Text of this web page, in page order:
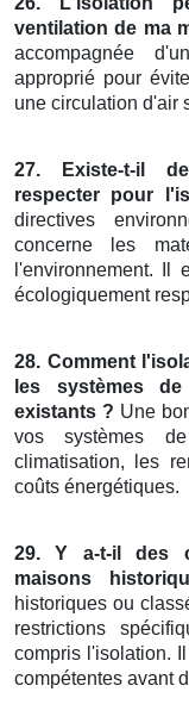
ventilation de ma
accompagnée
approprié pour
une circulation d'air
27. Existe-t-il
respecter pour
directives
concerne les
l'environnement. Il
écologiquement
28. Comment
les systèmes
existants ? Une
vos systèmes
climatisation, les
coûts énergétiques.
29. Y a-t-il des
maisons
historiques ou
restrictions
compris l'isolation.
compétentes avant